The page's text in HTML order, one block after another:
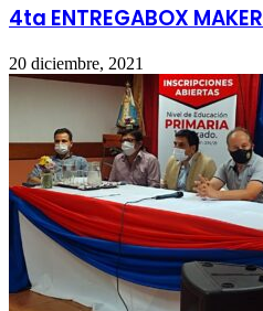
4ta ENTREGABOX MAKER
20 diciembre, 2021